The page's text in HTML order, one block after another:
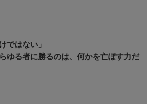
ではない」
ゆる者に勝るのは、何かを亡ぼす力だ